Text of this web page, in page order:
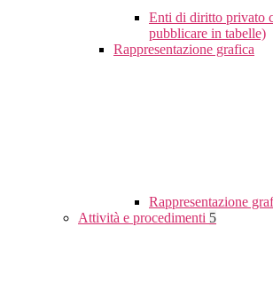
Enti di diritto privato
pubblicare in tabelle)
Rappresentazione grafica
Rappresentazione
Attività e procedimenti 5